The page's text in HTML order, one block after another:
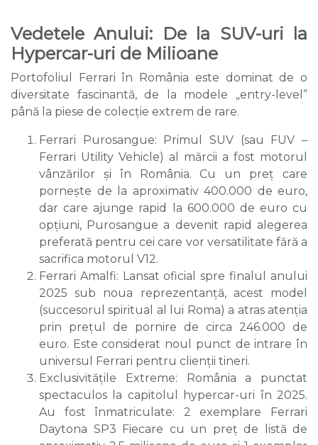
Vedetele Anului: De la SUV-uri la
Hypercar-uri de Milioane
Portofoliul Ferrari în România este dominat de o
diversitate fascinantă, de la modele „entry-level”
până la piese de colecție extrem de rare.
Ferrari Purosangue: Primul SUV (sau FUV –
Ferrari Utility Vehicle) al mărcii a fost motorul
vânzărilor și în România. Cu un preț care
pornește de la aproximativ 400.000 de euro,
dar care ajunge rapid la 600.000 de euro cu
opțiuni, Purosangue a devenit rapid alegerea
preferată pentru cei care vor versatilitate fără a
sacrifica motorul V12.
Ferrari Amalfi: Lansat oficial spre finalul anului
2025 sub noua reprezentanță, acest model
(succesorul spiritual al lui Roma) a atras atenția
prin prețul de pornire de circa 246.000 de
euro. Este considerat noul punct de intrare în
universul Ferrari pentru clienții tineri.
Exclusivitățile Extreme: România a punctat
spectaculos la capitolul hypercar-uri în 2025.
Au fost înmatriculate: 2 exemplare Ferrari
Daytona SP3 Fiecare cu un preț de listă de